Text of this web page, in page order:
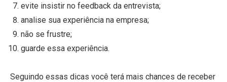
evite insistir no feedback da entrevista;
analise sua experiência na empresa;
não se frustre;
guarde essa experiência.
Seguindo essas dicas você terá mais chances de receber